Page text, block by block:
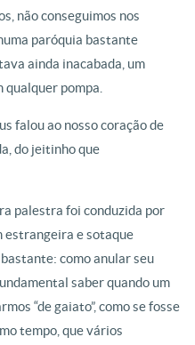
não conseguimos nos
paróquia bastante
ainda inacabada, um
pompa.
falou ao nosso coração de
do jeitinho que
palestra foi conduzida por
estrangeira e sotaque
como anular seu
saber quando um
“de gaiato”, como se fosse
tempo, que vários